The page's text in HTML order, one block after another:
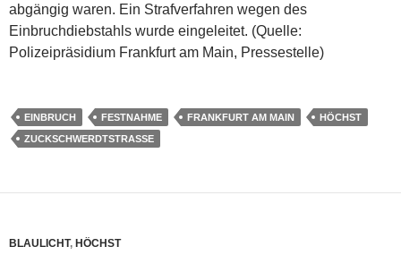
abgängig waren. Ein Strafverfahren wegen des
Einbruchdiebstahls wurde eingeleitet. (Quelle:
Polizeipräsidium Frankfurt am Main, Pressestelle)
EINBRUCH FESTNAHME FRANKFURT AM MAIN
HÖCHST
ZUCKSCHWERDTSTRASSE
BLAULICHT, HÖCHST